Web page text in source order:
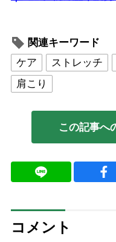
関連キーワード
ケア
ストレッチ
肩こり
この記事へ
コメント